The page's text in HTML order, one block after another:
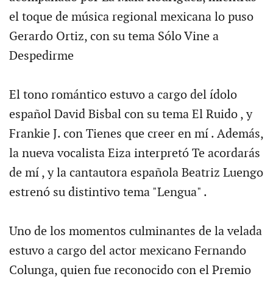
el toque de música regional mexicana lo puso
Gerardo Ortiz, con su tema Sólo Vine a
Despedirme
El tono romántico estuvo a cargo del ídolo
español David Bisbal con su tema El Ruido , y
Frankie J. con Tienes que creer en mí . Además,
la nueva vocalista Eiza interpretó Te acordarás
de mí , y la cantautora española Beatriz Luengo
estrenó su distintivo tema "Lengua" .
Uno de los momentos culminantes de la velada
estuvo a cargo del actor mexicano Fernando
Colunga, quien fue reconocido con el Premio